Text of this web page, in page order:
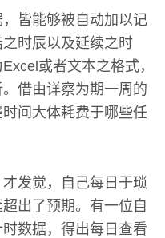
皆能够被自动加以记
时辰以及延续之时
或者文本之格式，
借由详察为期一周的
间大体耗费于哪些任
发觉，自己每日于琐
出了预期。有一位自
数据，得出每日查看